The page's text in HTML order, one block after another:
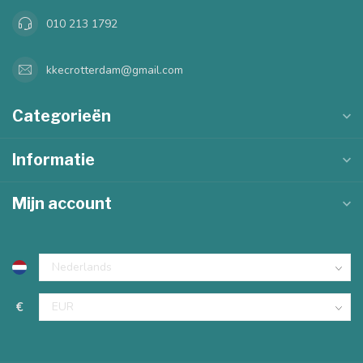
010 213 1792
kkecrotterdam@gmail.com
Categorieën
Informatie
Mijn account
€